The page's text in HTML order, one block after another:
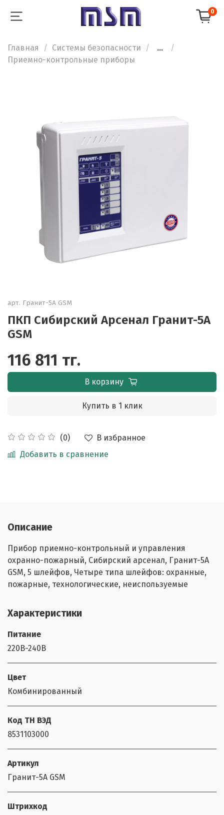
0
Главная Системы безопасности
...
Приемно-контрольные приборы
арт. Гранит-5А GSM
ПКП Сибирский Арсенал Гранит-5А
GSM
(0)
В избранное
Добавить в сравнение
116 811 тг.
В корзину
Купить в 1 клик
Описание
Прибор приемно-контрольный и управления
охранно-пожарный, Сибирский арсенал, Гранит-5А
GSM, 5 шлейфов, Четыре типа шлейфов: охранные,
пожарные, технологические, неиспользуемые
Характеристики
Питание
220В-240В
Цвет
Комбинированный
Код ТН ВЭД
8531103000
Артикул
Гранит-5А GSM
Штрихкод